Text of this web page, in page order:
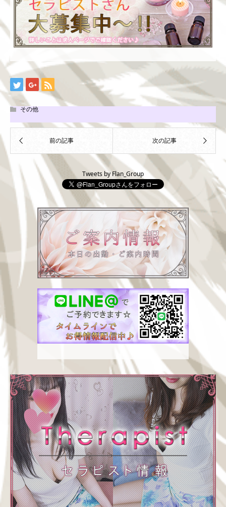
その他
Tweets by Flan_Group